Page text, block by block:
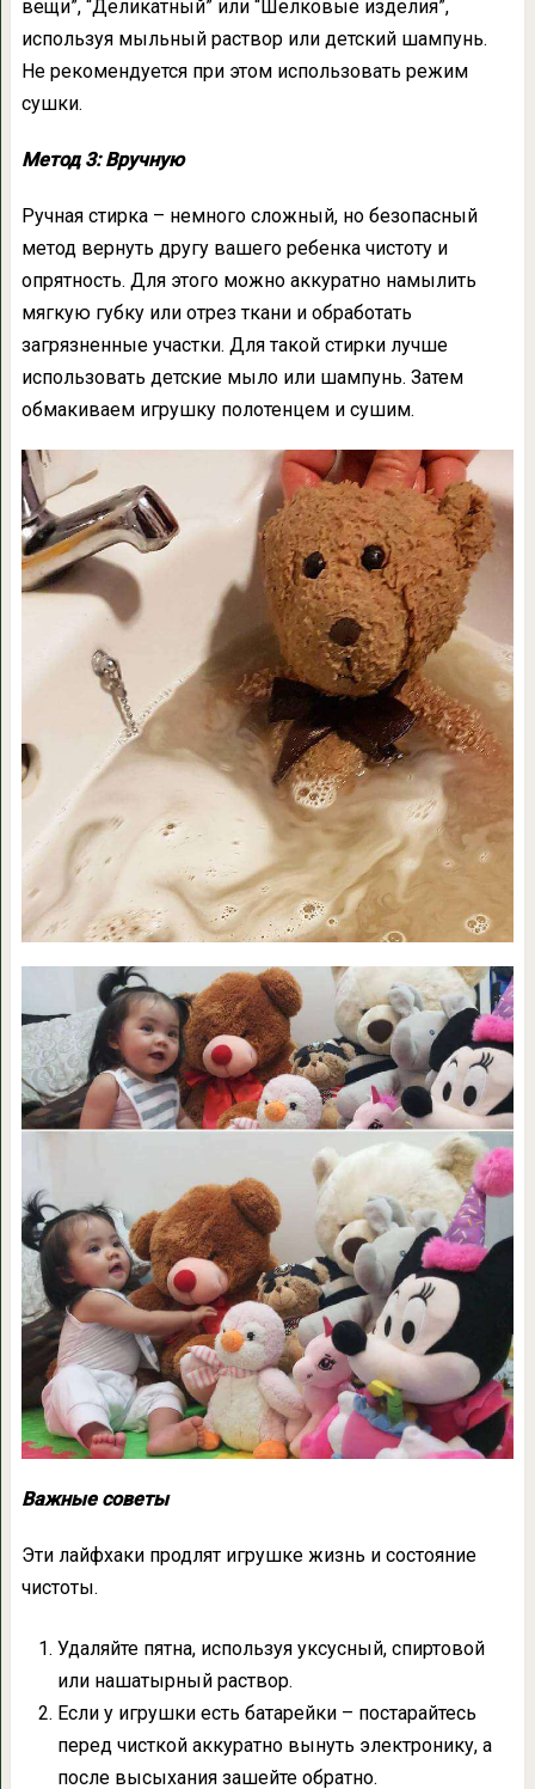
вещи”, “Деликатный” или “Шелковые изделия”,
используя мыльный раствор или детский шампунь.
Не рекомендуется при этом использовать режим
сушки.
Метод 3: Вручную
Ручная стирка – немного сложный, но безопасный
метод вернуть другу вашего ребенка чистоту и
опрятность. Для этого можно аккуратно намылить
мягкую губку или отрез ткани и обработать
загрязненные участки. Для такой стирки лучше
использовать детские мыло или шампунь. Затем
обмакиваем игрушку полотенцем и сушим.
Важные советы
Эти лайфхаки продлят игрушке жизнь и состояние
чистоты.
Удаляйте пятна, используя уксусный, спиртовой
или нашатырный раствор.
Если у игрушки есть батарейки – постарайтесь
перед чисткой аккуратно вынуть электронику, а
после высыхания зашейте обратно.